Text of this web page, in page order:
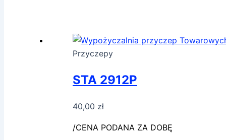
Przyczepy
STA 2912P
40,00 zł
/CENA PODANA ZA DOBĘ